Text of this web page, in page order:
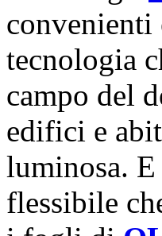
tecnologia
campo del
edifici e
luminosa.
flessibile